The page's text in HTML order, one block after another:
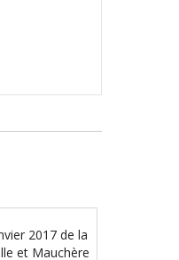
2017 de la
et Mauchère